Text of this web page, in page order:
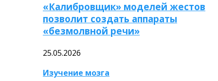
«Калибровщик» моделей жестов
позволит создать аппараты
«безмолвной речи»
25.05.2026
Изучение мозга